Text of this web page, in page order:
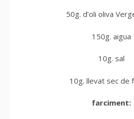
50g. d’oli oliva
150g. aigua
10g. sal
10g. llevat sec de
farciment: